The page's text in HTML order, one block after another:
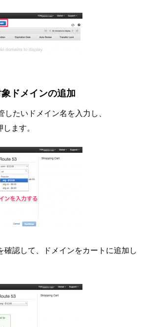
ドメインの追加
たいドメイン名を入力し、
ます。
確認して、ドメインをカートに追加し